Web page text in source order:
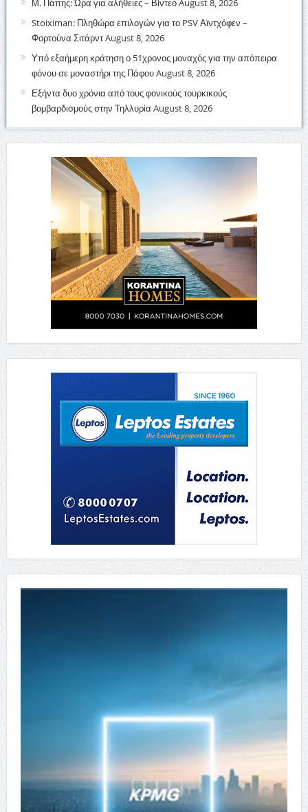
Μ. Πάπης: Ώρα για αλήθειες – ΒίντεοAugust 8, 2026
Stoiximan: Πληθώρα επιλογών για το PSV Αϊντχόφεν –
Φορτούνα ΣιτάρντAugust 8, 2026
Υπό εξαήμερη κράτηση ο 51χρονος μοναχός για την απόπειρα
φόνου σε μοναστήρι της ΠάφουAugust 8, 2026
Εξήντα δυο χρόνια από τους φονικούς τουρκικούς
βομβαρδισμούς στην Τηλλυρία August 8, 2026